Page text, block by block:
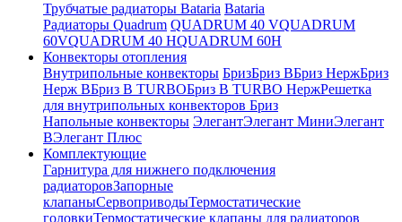
Трубчатые радиаторы Bataria Bataria
Радиаторы Quadrum QUADRUM 40 VQUADRUM
60VQUADRUM 40 HQUADRUM 60H
Конвекторы отопления
Внутрипольные конвекторы БризБриз ВБриз НержБриз
Нерж ВБриз В TURBOБриз В TURBO НержРешетка
для внутрипольных конвекторов Бриз
Напольные конвекторы ЭлегантЭлегант МиниЭлегант
ВЭлегант Плюс
Комплектующие
Гарнитура для нижнего подключения
радиаторовЗапорные
клапаныСервоприводыТермостатические
головкиТермостатические клапаны для радиаторов